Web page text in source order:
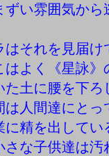
い雰囲気から
それを見届け
よく《星詠》
土に腰を下ろ
人間達にとっ
に精を出して
さな子供達は